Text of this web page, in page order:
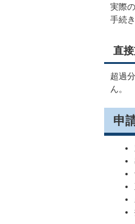
実際
手続
直
超過
ん。
申